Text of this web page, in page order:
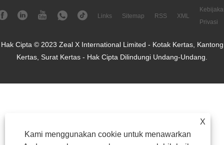
X
Kami menggunakan cookie untuk menawarkan
Links Sitemap RSS XML
Privasi
Hak Cipta © 2023 Zeal X International Limited - Kotak Kertas, Kantong
Kertas, Surat Kertas - Hak Cipta Dilindungi Undang-Undang.